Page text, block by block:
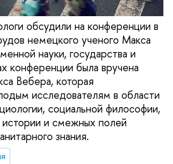
обсудили на конференции в
немецкого ученого Макса
науки, государства и
конференции была вручена
Вебера, которая
исследователям в области
социальной философии,
истории и смежных полей
знания.